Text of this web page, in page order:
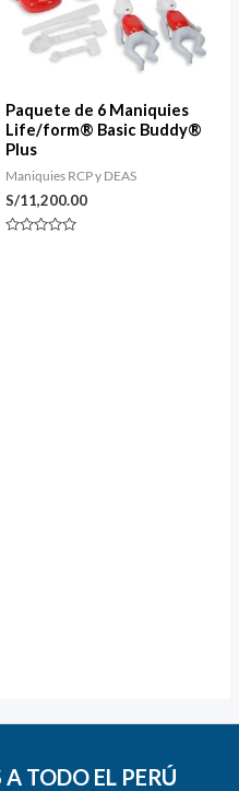
Paquete de 6 Maniquies
Life/form® Basic Buddy®
Plus
Maniquies RCP y DEAS
S/11,200.00
TODO EL PERÚ